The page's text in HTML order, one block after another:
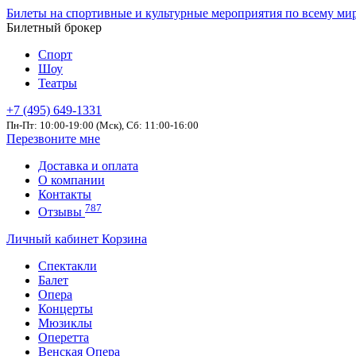
Билеты на спортивные и культурные мероприятия по всему
Билетный брокер
Спорт
Шоу
Театры
+7 (495) 649-1331
Пн-Пт: 10:00-19:00 (Мск), Сб: 11:00-16:00
Перезвоните мне
Доставка и оплата
О компании
Контакты
Отзывы 787
Личный кабинет Корзина
Спектакли
Балет
Опера
Концерты
Мюзиклы
Оперетта
Венская Опера